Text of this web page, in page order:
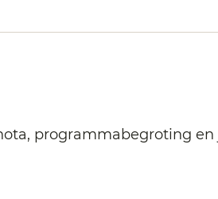
programmabegroting